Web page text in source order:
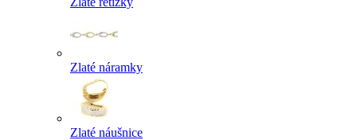
Zlaté náramky
Zlaté náušnice